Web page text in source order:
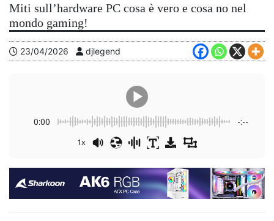
Miti sull’hardware PC cosa è vero e cosa no nel
mondo gaming!
23/04/2026 djlegend
0:00 -:--
1x